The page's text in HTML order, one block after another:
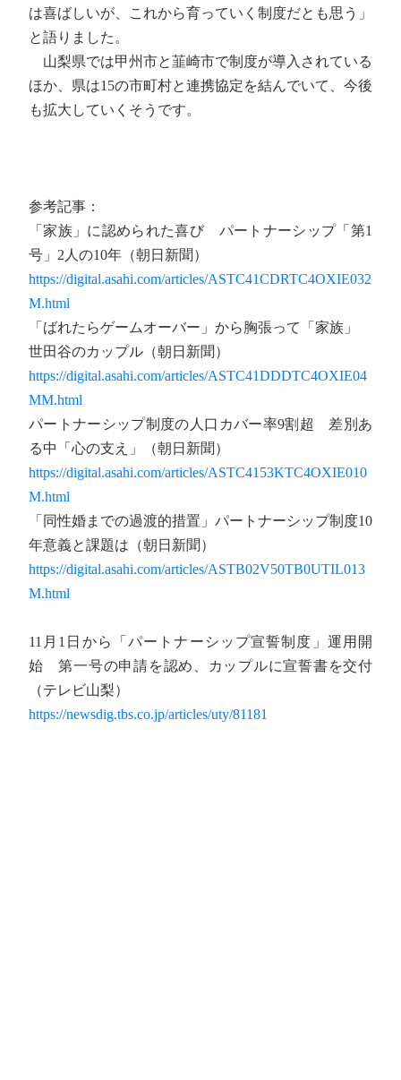
は喜ばしいが、これから育っていく制度だとも思う」
と語りました。
山梨県では甲州市と韮崎市で制度が導入されている
ほか、県は15の市町村と連携協定を結んでいて、今後
も拡大していくそうです。
参考記事：
「家族」に認められた喜び パートナーシップ「第1
号」2人の10年（朝日新聞）
https://digital.asahi.com/articles/ASTC41CDRTC4OXIE032
M.html
「ばれたらゲームオーバー」から胸張って「家族」
世田谷のカップル（朝日新聞）
https://digital.asahi.com/articles/ASTC41DDDTC4OXIE04
MM.html
パートナーシップ制度の人口カバー率9割超 差別あ
る中「心の支え」（朝日新聞）
https://digital.asahi.com/articles/ASTC4153KTC4OXIE010
M.html
「同性婚までの過渡的措置」パートナーシップ制度10
年意義と課題は（朝日新聞）
https://digital.asahi.com/articles/ASTB02V50TB0UTIL013
M.html
11月1日から「パートナーシップ宣誓制度」運用開
始 第一号の申請を認め、カップルに宣誓書を交付
（テレビ山梨）
https://newsdig.tbs.co.jp/articles/uty/81181